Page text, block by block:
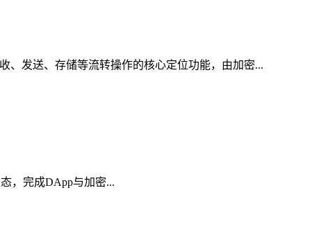
、发送、存储等流转操作的核心定位功能，由加密...
，完成DApp与加密...